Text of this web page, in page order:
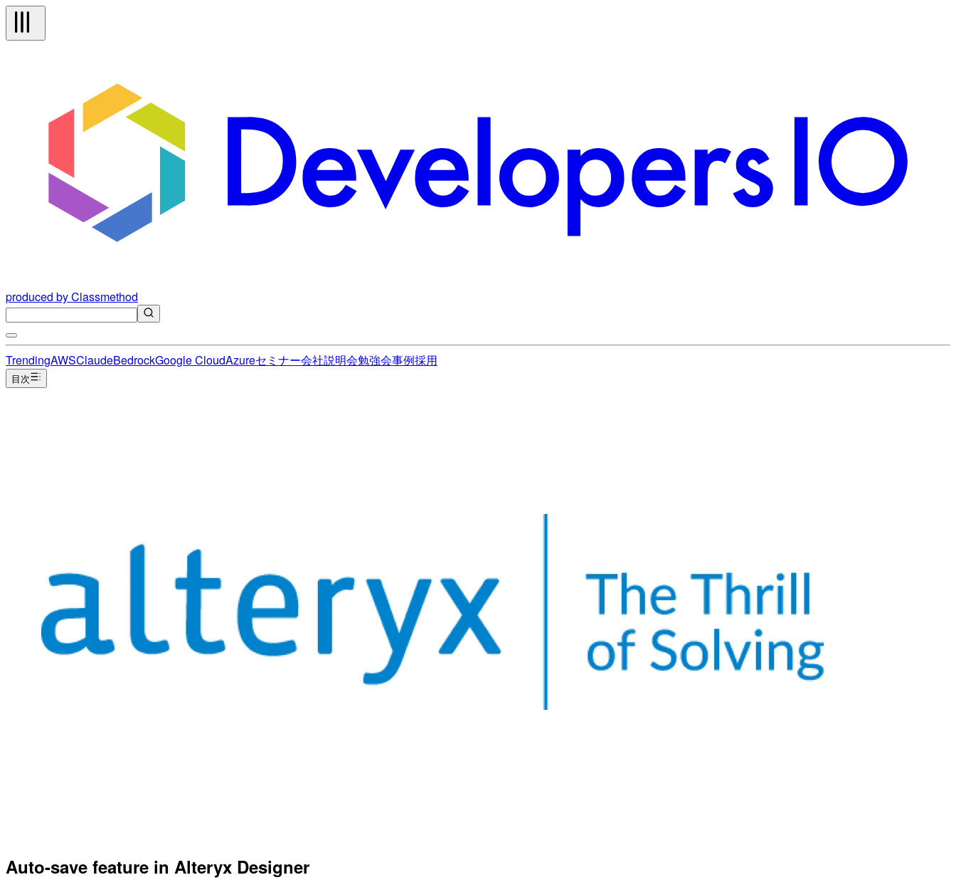
produced by Classmethod
TrendingAWSClaudeBedrockGoogle CloudAzureセミナー会社説明会勉強会事例採用
目次
Auto-save feature in Alteryx Designer